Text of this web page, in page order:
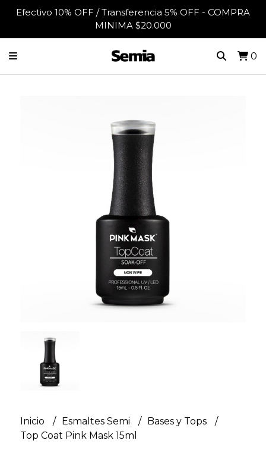
Efectivo 10% OFF / Transferencia 5% OFF - COMPRA
MINIMA $20.000
0
Inicio Esmaltes Semi
Bases y Tops
Top Coat Pink Mask 15ml